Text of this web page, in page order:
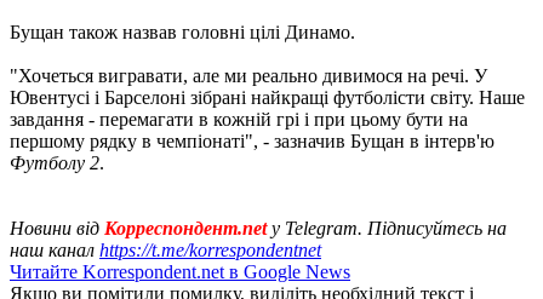
Бущан також назвав головні цілі Динамо.
"Хочеться вигравати, але ми реально дивимося на речі. У
Ювентусі і Барселоні зібрані найкращі футболісти світу. Наше
завдання - перемагати в кожній грі і при цьому бути на
першому рядку в чемпіонаті", - зазначив Бущан в інтерв'ю
Футболу 2.
Новини від Корреспондент.netу Telegram. Підписуйтесь на
наш канал https://t.me/korrespondentnet
Читайте Korrespondent.net в Google News
Якщо ви помітили помилку, виділіть необхідний текст і